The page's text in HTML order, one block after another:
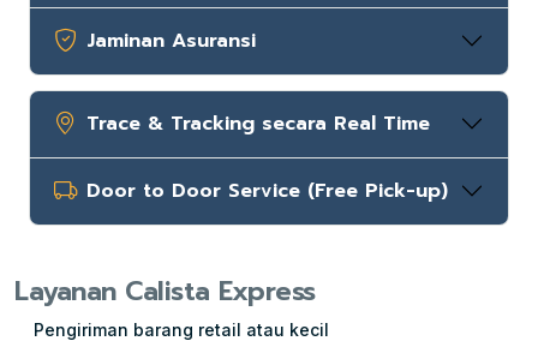
Jaminan Asuransi
Trace & Tracking secara Real Time
Door to Door Service (Free Pick-up)
Layanan Calista Express
Pengiriman barang retail atau kecil